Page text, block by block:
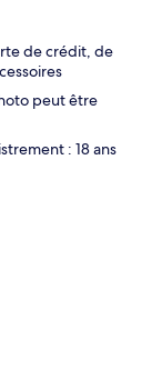
de crédit, de
peut être
: 18 ans